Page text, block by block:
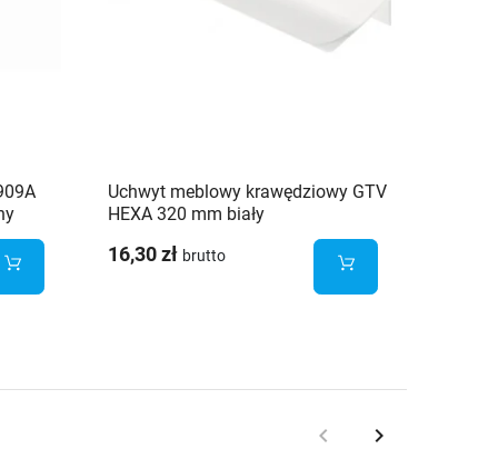
Uchwyt meblowy krawędziowy GTV
HEXA 320 mm biały
16,30 zł brutto
Poprzedni
keyboard_arrow_left Następny
keyboard_arrow_right